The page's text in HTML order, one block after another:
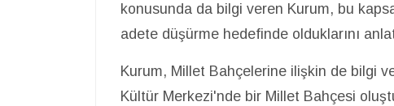
konusunda da bilgi veren Kurum, bu
adete düşürme hedefinde olduklarını
Kurum, Millet Bahçelerine ilişkin de bilgi
Kültür Merkezi'nde bir Millet Bahçesi